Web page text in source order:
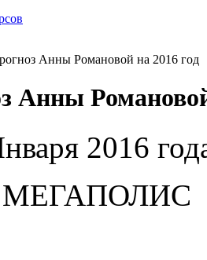
Анны Романовой на 2016 год
Анны
2016
МЕГАПОЛИС